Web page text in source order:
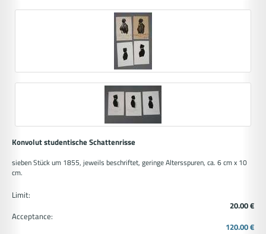
Konvolut studentische Schattenrisse
sieben Stück um 1855, jeweils beschriftet, geringe Altersspuren, ca. 6 cm x 10
cm.
Limit:
20.00 €
Acceptance:
120.00 €